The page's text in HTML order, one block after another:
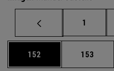
Página
1
Página
152 Página
153